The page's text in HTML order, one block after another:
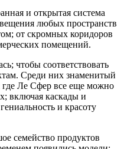
и открытая система
любых пространств
от скромных коридоров
помещений.
чтобы соответствовать
Среди них знаменитый
Ле Сфер все еще можно
включая каскады и
и красоту
семейство продуктов